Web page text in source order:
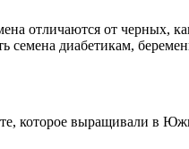
отличаются от
семена диабетикам,
которое выращивали в